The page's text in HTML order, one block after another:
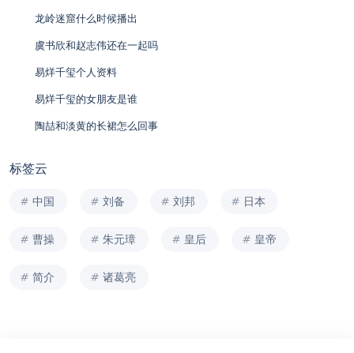
龙岭迷窟什么时候播出
虞书欣和赵志伟还在一起吗
易烊千玺个人资料
易烊千玺的女朋友是谁
陶喆和淡黄的长裙怎么回事
标签云
中国 刘备 刘邦 日本
曹操 朱元璋 皇后 皇帝
简介 诸葛亮